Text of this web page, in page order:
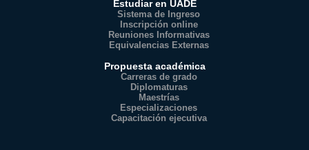
Estudiar en UADE
Sistema de Ingreso
Inscripción online
Reuniones Informativas
Equivalencias Externas
Propuesta académica
Carreras de grado
Diplomaturas
Maestrías
Especializaciones
Capacitación ejecutiva